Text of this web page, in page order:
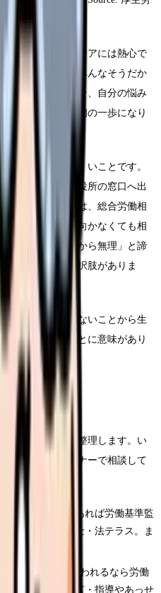
す。患者さんのケアには熱心で
慢するもの」「みんなそうだか
ます。だからこそ、自分の悩み
直すことが、最初の一歩になり
く時間を取りにくいことです。
、平日の日中に役所の窓口へ出
しょう。実際には、総合労働相
おり、対面に出向かなくても相
か開いていないから無理」と諦
みる、という選択肢がありま
が整理されていないことから生
の地図を持つことに意味があり
早見
かを、ざっくり整理します。い
合労働相談コーナーで相談して
法違反の疑いがあれば労働基準監
論点なら弁護士・法テラス。ま
ーナー。
：義務違反が疑われるなら労働
決したいなら助言・指導やあっせ